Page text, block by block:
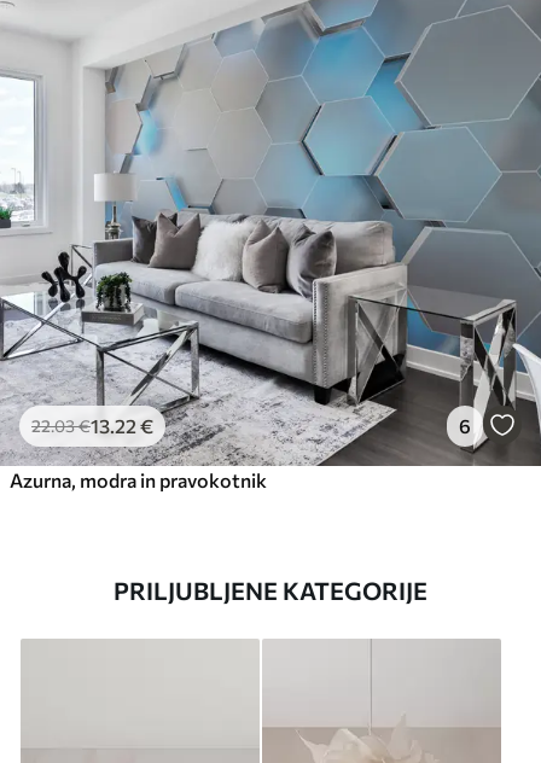
22.03€13.22 € 6
Azurna, modra in pravokotnik
PRILJUBLJENE KATEGORIJE